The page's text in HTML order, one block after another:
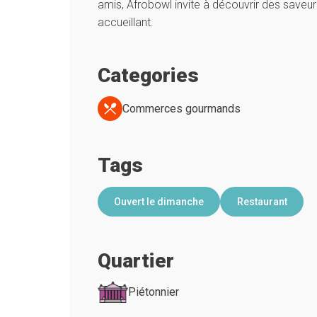
amis, Afrobowl invite à découvrir des
accueillant.
Categories
Commerces gourmands
Tags
Ouvert le dimanche Restaurant
Quartier
Piétonnier